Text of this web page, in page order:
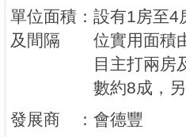
單位面積
及間隔
： 設有1房至4
位實用面積
目主打兩房
數約8成，
發展商
： 會德豐